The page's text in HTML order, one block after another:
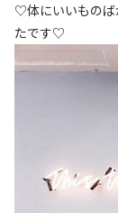
♡体にいいものば
たです♡